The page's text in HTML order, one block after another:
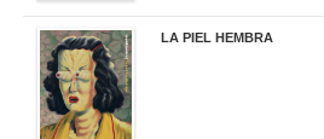
LA PIEL HEMBRA